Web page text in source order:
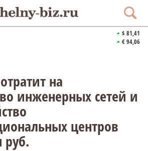
$ 81,41
€ 94,06
на
инженерных сетей и
центров
руб.